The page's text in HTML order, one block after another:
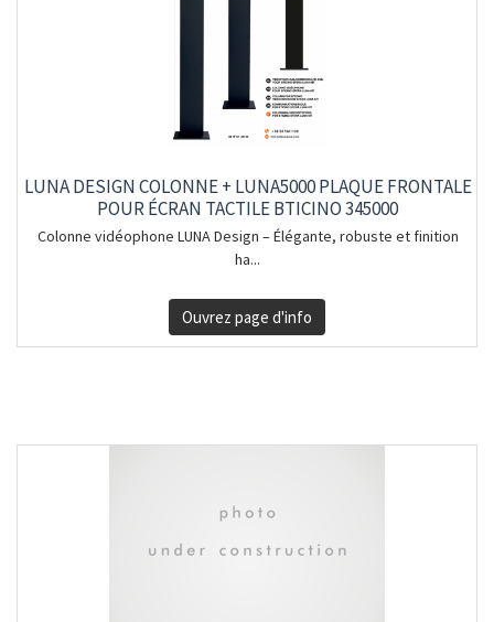
LUNA DESIGN COLONNE + LUNA5000 PLAQUE FRONTALE
POUR ÉCRAN TACTILE BTICINO 345000
Colonne vidéophone LUNA Design – Élégante, robuste et finition
ha...
Ouvrez page d'info